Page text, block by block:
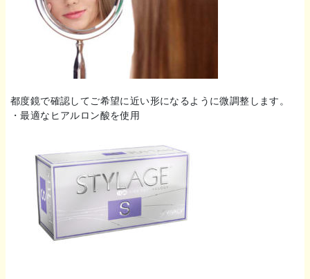
都度鏡で確認してご希望に近い形になるように微調整します。
・最適なヒアルロン酸を使用